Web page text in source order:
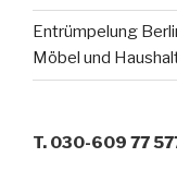
Entrümpelung
Möbel und
T. 030-609 77